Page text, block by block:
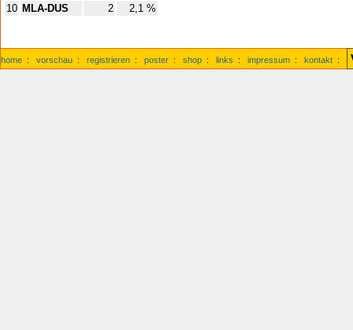
10 MLA-DUS 2 2,1 %
home : vorschau : registrieren : poster : shop : links : impressum : kontakt :